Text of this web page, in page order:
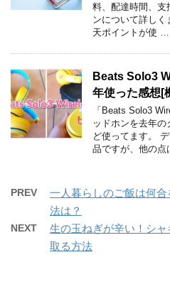
料、配達時間、支
ンについて詳し
天ポイントが使 …
Beats Solo3
年使った感想[
「Beats Solo3
ッドホンを去年
ど使ってます。
品ですが、他の点
PREV
一人暮らしのご飯は何
法は？
NEXT
生の玉ねぎが辛い！シ
取る方法